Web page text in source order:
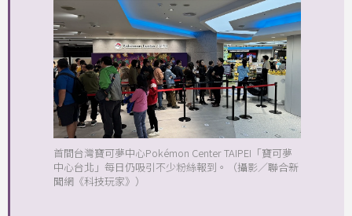
首間台灣寶可夢中心Pokémon Center TAIPEI「寶可夢
中心台北」每日仍吸引不少粉絲報到。（攝影／聯合新
聞網《科技玩家》）